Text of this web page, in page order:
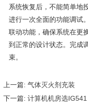
系统恢复后，不能简单地
进行一次全面的功能调试
联动功能，确保系统在更
到正常的设计状态。完成
束。
上一篇: 气体灭火剂充装
下一篇: 计算机机房选